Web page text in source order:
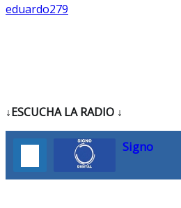
eduardo279
↓ESCUCHA LA RADIO ↓
Signo